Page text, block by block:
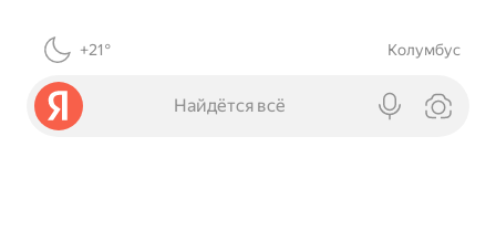
+21° Колумбус
Найдётся всё